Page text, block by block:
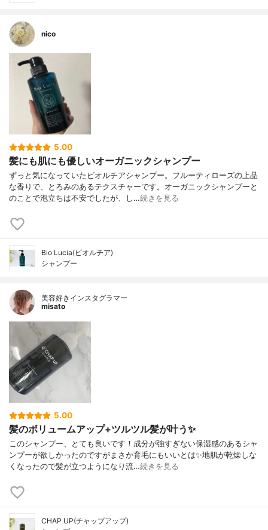
nico
5.00
髪にも肌にも優しいオーガニックシャンプー
ずっと気になっていたビオルチアシャンプー。フルーティローズの上品
な香りで、とろみのあるテクスチャーです。オーガニックシャンプーと
のことで泡立ちは不安でしたが、し…続きを見る
Bio Lucia(ビオルチア)
シャンプー
美容好きインスタグラマー
misato
5.00
髪のボリュームアップ+ツルツル髪が叶う✨
このシャンプー、とても良いです！成分が強すぎない保湿感のあるシャ
ンプーが欲しかったのですがまさか育毛にもいいとは✨地肌が乾燥しな
くなったので髪が立つようになり流…続きを見る
CHAP UP(チャップアップ)